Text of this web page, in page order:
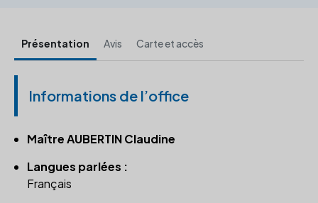
Présentation Avis Carte et accès
Informations de l’office
Maître AUBERTIN Claudine
Langues parlées :
Français